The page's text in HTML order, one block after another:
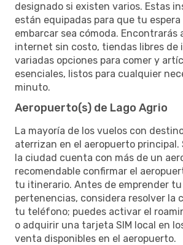
designado si existen varios. Estas
están equipadas para que tu
embarcar sea cómoda. Encontrarás
internet sin costo, tiendas libres de
variadas opciones para comer y
esenciales, listos para cualquier
minuto.
Aeropuerto(s) de Lago Agrio
La mayoría de los vuelos con
aterrizan en el aeropuerto principal.
la ciudad cuenta con más de un
recomendable confirmar el
tu itinerario. Antes de emprender
pertenencias, considera resolver la
tu teléfono; puedes activar el
o adquirir una tarjeta SIM local en
venta disponibles en el aeropuerto.